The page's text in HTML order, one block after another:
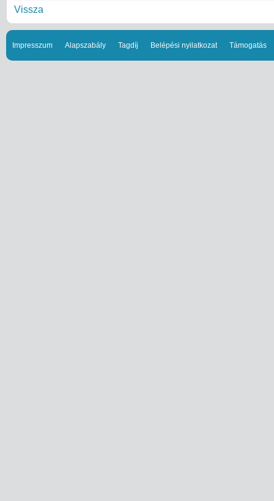
Vissza
Impresszum Alapszabály Tagdíj Belépési nyilatkozat Támogatás